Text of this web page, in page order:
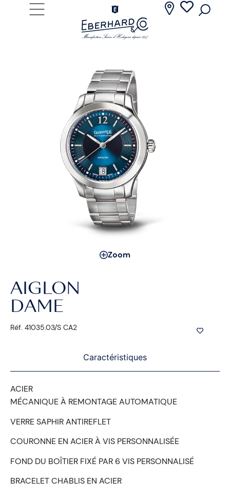
Zoom
AIGLON
DAME
Réf. 41035.03/S CA2
Caractéristiques
ACIER
MÉCANIQUE À REMONTAGE AUTOMATIQUE
VERRE SAPHIR ANTIREFLET
COURONNE EN ACIER À VIS PERSONNALISÉE
FOND DU BOÎTIER FIXÉ PAR 6 VIS PERSONNALISÉ
BRACELET CHABLIS EN ACIER